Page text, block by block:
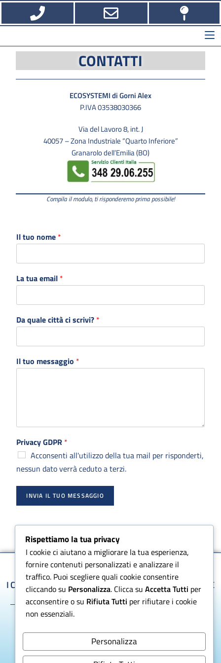
CONTATTI
ECOSYSTEMI di Gorni Alex
P.IVA 03538030366
Via del Lavoro 8, int. J
40057 – Zona Industriale “Quarto Inferiore”
Granarolo dell’Emilia (BO)
Compila il modulo, ti risponderemo prima possibile!
Il tuo nome *
La tua email *
Da quale città ci scrivi? *
Il tuo messaggio *
Privacy GDPR *
Acconsenti all'utilizzo della tua mail per risponderti,
nessun dato verrà ceduto a terzi.
INVIA IL TUO MESSAGGIO
I CENTRI SPECIALIZZATI DEL LAVAGGIO, ASCIUGATURA E
DISINFEZIONE
ASSISTENZA CLIENTI EMAIL
Rispettiamo la tua privacy
I cookie ci aiutano a migliorare la tua esperienza,
fornire contenuti personalizzati e analizzare il
traffico. Puoi scegliere quali cookie consentire
cliccando su Personalizza. Clicca su Accetta Tutti per
acconsentire o su Rifiuta Tutti per rifiutare i cookie
non essenziali.
Personalizza